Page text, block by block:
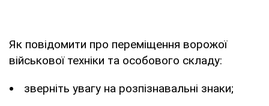
Як повідомити про переміщення ворожої
військової техніки та особового складу:
зверніть увагу на розпізнавальні знаки;